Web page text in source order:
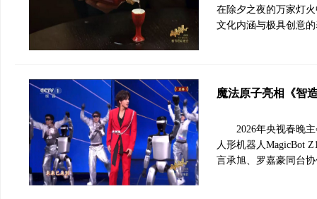
在除夕之夜的万家灯
文化内涵与极具创意
魔法原子亮相《智
2026年央视春晚
人形机器人MagicBot
言承旭、罗嘉豪同台